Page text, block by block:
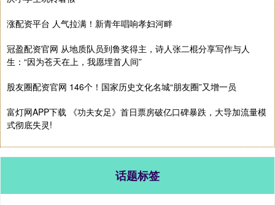
涨配资平台 人气拉满！新青年唱响孝妇河畔
冠盈配资官网 从地质队员到鲁奖得主，诗人张二棍分享写作与人
生：“因为苍天在上，我愿埋首人间”
股友圈配资官网 146个！国家历史文化名城“朋友圈”又增一员
富灯网APP下载 《功夫女足》首日票房破亿口碑暴跌，大导加流量模
式彻底失灵!
话题标签